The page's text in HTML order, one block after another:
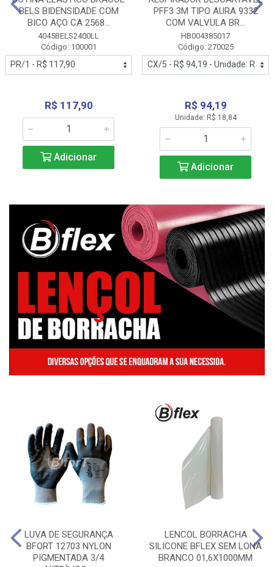
BELS BIDENSIDADE COM
BICO AÇO CA 2568...
4045BELS2400LL
Código: 100001
R$ 117,90
Adicionar
PFF3 3M TIPO AURA 9332
COM VALVULA BR...
HB004385017
Código: 270025
R$ 94,19
Unidade: R$ 18,84
Adicionar
LUVA DE SEGURANÇA
BFORT 12703 NYLON
PIGMENTADA 3/4
LENCOL BORRACHA
SILICONE BFLEX SEM LONA
BRANCO 01,6X1000MM